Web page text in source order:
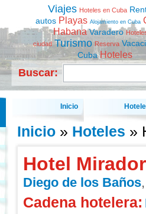
Viajes Hoteles en Cuba
autos Playas Alojamiento en Cuba
Habana Varadero
ciudad Turismo Reserva
Cuba Hoteles
Buscar:
Inicio
Inicio» Hoteles »
Hotel
Diego de los Baños
Cadena hotelera: